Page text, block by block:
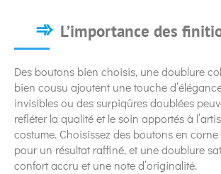
L’importance des
Des boutons bien choisis, une doublure
bien cousu ajoutent une touche
invisibles ou des surpiqûres doublées
refléter la qualité et le soin apportés à
costume. Choisissez des boutons en
pour un résultat raffiné, et une doublure
confort accru et une note d’originalité.